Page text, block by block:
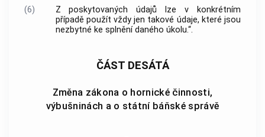
(6)
Z poskytovaných údajů lze v konkrétním
případě použít vždy jen takové údaje, které jsou
nezbytné ke splnění daného úkolu.“.
ČÁST DESÁTÁ
Změna zákona o hornické činnosti,
výbušninách a o státní báňské správě